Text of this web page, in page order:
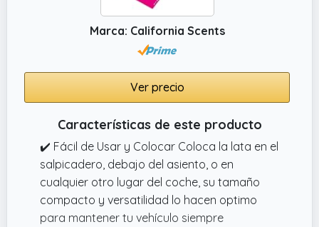
Marca: California Scents
Ver precio
Características de este producto
✔️ Fácil de Usar y Colocar Coloca la lata en el
salpicadero, debajo del asiento, o en
cualquier otro lugar del coche, su tamaño
compacto y versatilidad lo hacen optimo
para mantener tu vehículo siempre